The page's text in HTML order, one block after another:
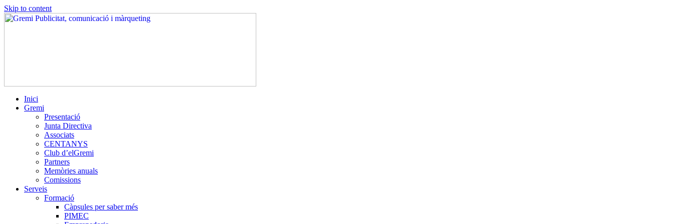
Skip to content
Inici
Gremi
Presentació
Junta Directiva
Associats
CENTANYS
Club d’elGremi
Partners
Memòries anuals
Comissions
Serveis
Formació
Càpsules per saber més
PIMEC